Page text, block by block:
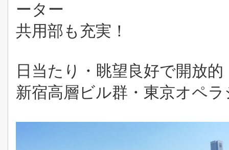
ータ ー
共用部も充実！
日当たり・眺望良好で開放
新宿高層ビル群・東京オペ